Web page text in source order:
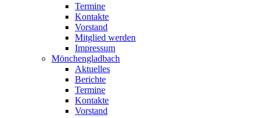
Termine
Kontakte
Vorstand
Mitglied werden
Impressum
Mönchengladbach
Aktuelles
Berichte
Termine
Kontakte
Vorstand